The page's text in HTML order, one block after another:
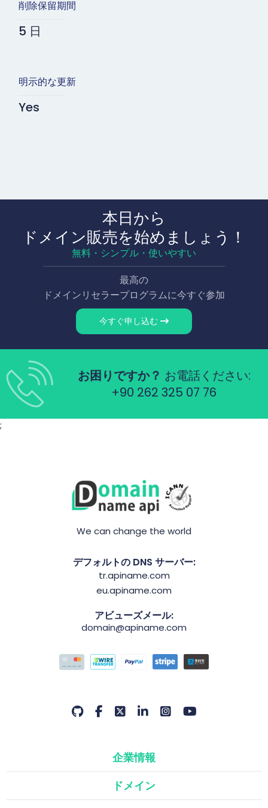
削除保留期間
5 日
明示的な更新
Yes
本日から
ドメイン販売を始めましょう！
無料・シンプル・使いやすい
最高の
ドメインリセラープログラムに今すぐ参加
今すぐ申し込む
お困りですか？ お電話ください:
+90 262 325 07 76
;
We can change the world
デフォルトの DNS サーバー:
tr.apiname.com
eu.apiname.com
アビューズメール:
domain@apiname.com
企業情報
ドメイン